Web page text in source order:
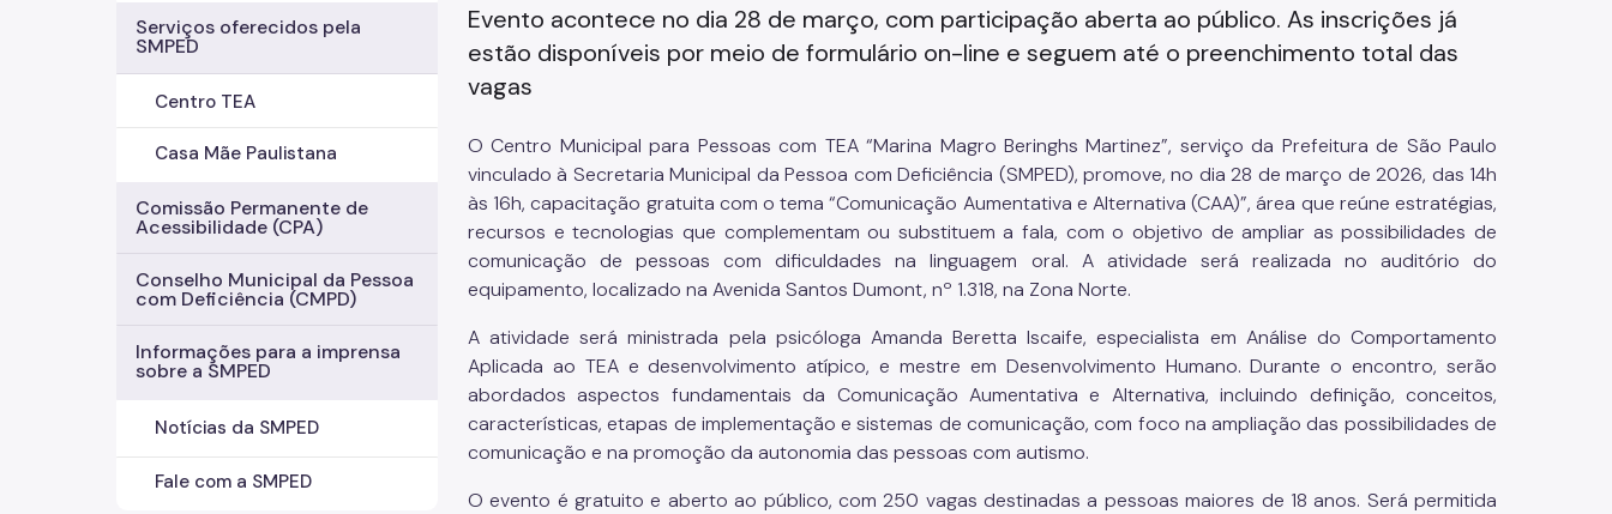
Serviços oferecidos pela
SMPED
Centro TEA
Casa Mãe Paulistana
Comissão Permanente de
Acessibilidade (CPA)
Conselho Municipal da Pessoa
com Deficiência (CMPD)
Informações para a imprensa
sobre a SMPED
Notícias da SMPED
Fale com a SMPED
Evento acontece no dia 28 de março, com participação aberta ao público. As inscrições já
estão disponíveis por meio de formulário on-line e seguem até o preenchimento total das
vagas
O Centro Municipal para Pessoas com TEA “Marina Magro Beringhs Martinez”, serviço da Prefeitura de São Paulo
vinculado à Secretaria Municipal da Pessoa com Deficiência (SMPED), promove, no dia 28 de março de 2026, das 14h
às 16h, capacitação gratuita com o tema “Comunicação Aumentativa e Alternativa (CAA)”, área que reúne estratégias,
recursos e tecnologias que complementam ou substituem a fala, com o objetivo de ampliar as possibilidades de
comunicação de pessoas com dificuldades na linguagem oral. A atividade será realizada no auditório do
equipamento, localizado na Avenida Santos Dumont, nº 1.318, na Zona Norte.
A atividade será ministrada pela psicóloga Amanda Beretta Iscaife, especialista em Análise do Comportamento
Aplicada ao TEA e desenvolvimento atípico, e mestre em Desenvolvimento Humano. Durante o encontro, serão
abordados aspectos fundamentais da Comunicação Aumentativa e Alternativa, incluindo definição, conceitos,
características, etapas de implementação e sistemas de comunicação, com foco na ampliação das possibilidades de
comunicação e na promoção da autonomia das pessoas com autismo.
O evento é gratuito e aberto ao público, com 250 vagas destinadas a pessoas maiores de 18 anos. Será permitida